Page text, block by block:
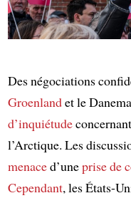
Des négociations
Groenlandet le
d’inquiétude
l’Arctique. Les
menaced’uneprise de
Cependant, les États-